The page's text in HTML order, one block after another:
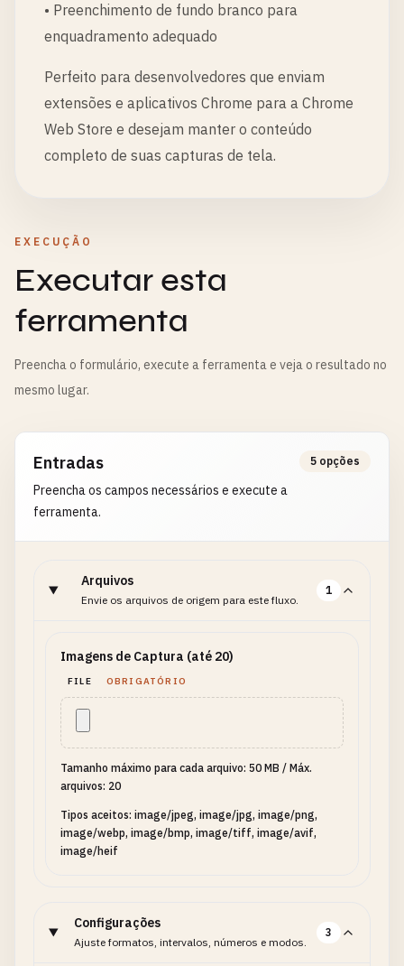
• Preenchimento de fundo branco para
enquadramento adequado
Perfeito para desenvolvedores que enviam
extensões e aplicativos Chrome para a Chrome
Web Store e desejam manter o conteúdo
completo de suas capturas de tela.
EXECUÇÃO
Executar esta
ferramenta
Preencha o formulário, execute a ferramenta e veja o resultado no
mesmo lugar.
Entradas
Preencha os campos necessários e execute a
ferramenta.
5 opções
Arquivos
Envie os arquivos de origem para este fluxo.
1
Imagens de Captura (até 20)
FILE OBRIGATÓRIO
Tamanho máximo para cada arquivo: 50 MB / Máx.
arquivos: 20
Tipos aceitos: image/jpeg, image/jpg, image/png,
image/webp, image/bmp, image/tiff, image/avif,
image/heif
Configurações
Ajuste formatos, intervalos, números e modos.
3